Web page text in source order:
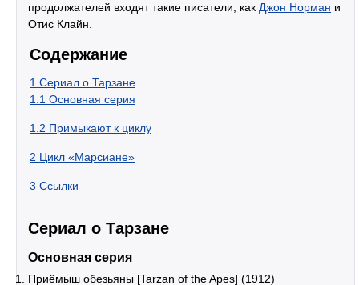
продолжателей входят такие писатели, как Джон Норман и
Отис Клайн.
Содержание
1 Сериал о Тарзане
1.1 Основная серия
1.2 Примыкают к циклу
2 Цикл «Марсиане»
3 Ссылки
Сериал о Тарзане
Основная серия
Приёмыш обезьяны [Tarzan of the Apes] (1912)